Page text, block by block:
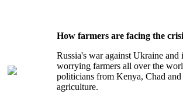
How farmers are facing the
Russia's war against Ukraine
worrying farmers all over the
politicians from Kenya, Chad
agriculture.